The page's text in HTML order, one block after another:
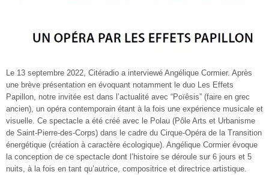
Le 13 septembre 2022, Citéradio a interviewé Angélique Cormier. Après
une brève présentation en évoquant notamment le duo Les Effets
Papillon, notre invitée est dans l’actualité avec “Poïêsis” (faire en grec
ancien), un opéra contemporain étant à la fois une expérience musicale et
visuelle. Ce spectacle a été créé avec le Polau (Pôle Arts et Urbanisme
de Saint-Pierre-des-Corps) dans le cadre du Cirque-Opéra de la Transition
énergétique (création à caractère écologique). Angélique Cormier évoque
la conception de ce spectacle dont l’histoire se déroule sur 6 jours et 5
nuits, à la fois en tant qu’autrice, compositrice et directrice artistique.